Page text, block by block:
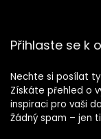
Přihlaste se k
Nechte si posílat
Získáte přehled o
inspiraci pro vaši
Žádný spam – jen